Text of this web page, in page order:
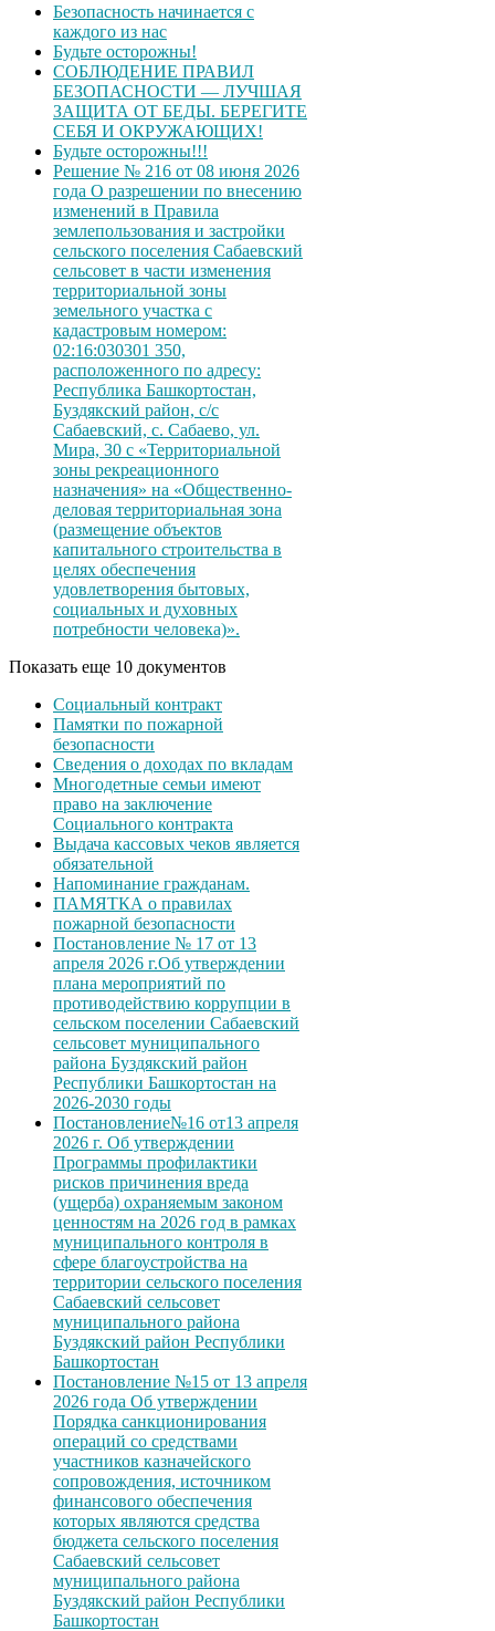
Безопасность начинается с
каждого из нас
Будьте осторожны!
СОБЛЮДЕНИЕ ПРАВИЛ
БЕЗОПАСНОСТИ — ЛУЧШАЯ
ЗАЩИТА ОТ БЕДЫ. БЕРЕГИТЕ
СЕБЯ И ОКРУЖАЮЩИХ!
Будьте осторожны!!!
Решение № 216 от 08 июня 2026
года О разрешении по внесению
изменений в Правила
землепользования и застройки
сельского поселения Сабаевский
сельсовет в части изменения
территориальной зоны
земельного участка с
кадастровым номером:
02:16:030301 350,
расположенного по адресу:
Республика Башкортостан,
Буздякский район, с/с
Сабаевский, с. Сабаево, ул.
Мира, 30 с «Территориальной
зоны рекреационного
назначения» на «Общественно-
деловая территориальная зона
(размещение объектов
капитального строительства в
целях обеспечения
удовлетворения бытовых,
социальных и духовных
потребности человека)».
Показать еще 10 документов
Социальный контракт
Памятки по пожарной
безопасности
Сведения о доходах по вкладам
Многодетные семьи имеют
право на заключение
Социального контракта
Выдача кассовых чеков является
обязательной
Напоминание гражданам.
ПАМЯТКА о правилах
пожарной безопасности
Постановление № 17 от 13
апреля 2026 г.Об утверждении
плана мероприятий по
противодействию коррупции в
сельском поселении Сабаевский
сельсовет муниципального
района Буздякский район
Республики Башкортостан на
2026-2030 годы
Постановление№16 от13 апреля
2026 г. Об утверждении
Программы профилактики
рисков причинения вреда
(ущерба) охраняемым законом
ценностям на 2026 год в рамках
муниципального контроля в
сфере благоустройства на
территории сельского поселения
Сабаевский сельсовет
муниципального района
Буздякский район Республики
Башкортостан
Постановление №15 от 13 апреля
2026 года Об утверждении
Порядка санкционирования
операций со средствами
участников казначейского
сопровождения, источником
финансового обеспечения
которых являются средства
бюджета сельского поселения
Сабаевский сельсовет
муниципального района
Буздякский район Республики
Башкортостан